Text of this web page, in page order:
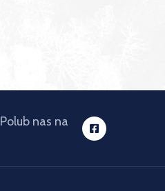
Polub nas na